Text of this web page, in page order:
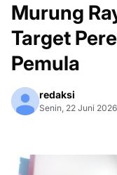
Murung
Target
Pemula
redaksi
Senin, 22 Juni